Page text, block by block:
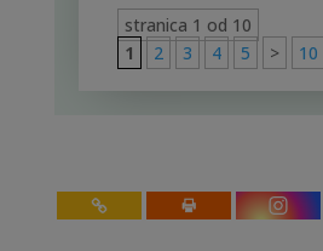
stranica 1 od 10
1
2 3 4 5 > 10